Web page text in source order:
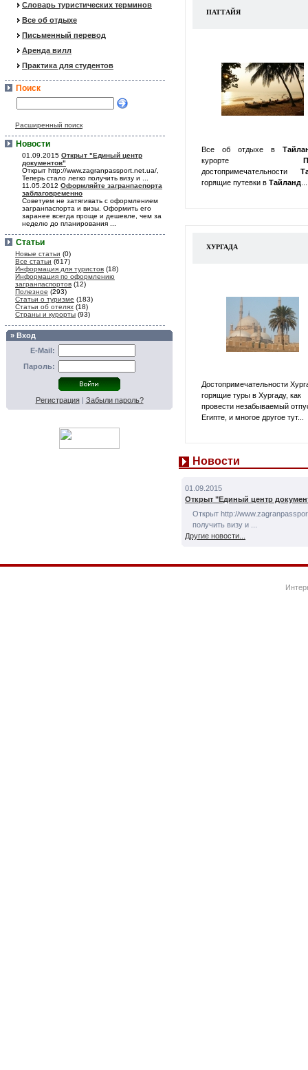
Словарь туристических терминов
Все об отдыхе
Письменный перевод
Аренда вилл
Практика для студентов
Поиск
Расширенный поиск
Новости
01.09.2015 Открыт "Единый центр
документов"
Открыт http://www.zagranpassport.net.ua/,
Теперь стало легко получить визу и ...
11.05.2012 Оформляйте загранпаспорта
заблаговременно
Советуем не затягивать с оформлением
загранпаспорта и визы. Оформить его
заранее всегда проще и дешевле, чем за
неделю до планирования ...
Статьи
Новые статьи (0)
Все статьи (617)
Информация для туристов (18)
Информация по оформлению
загранпаспортов (12)
Полезное (293)
Статьи о туризме (183)
Статьи об отелях (18)
Страны и курорты (93)
» Вход
E-Mail:
Пароль:
Регистрация| Забыли пароль?
ПАТТАЙЯ
Все об отдыхе в
курорте
достопримечательности
горящие путевки в Тайланд
ХУРГАДА
Достопримечательности
горящие туры в Хургаду, как
провести незабываемый
Египте, и многое другое тут...
Новости
01.09.2015
Открыт "Единый центр
Открыт http://
получить визу и ...
Другие новости...